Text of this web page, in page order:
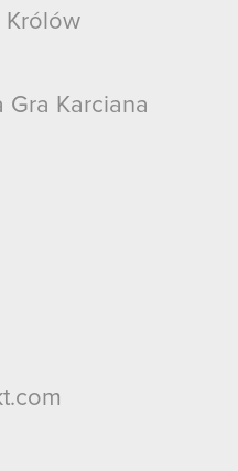
Królów
Gra Karciana